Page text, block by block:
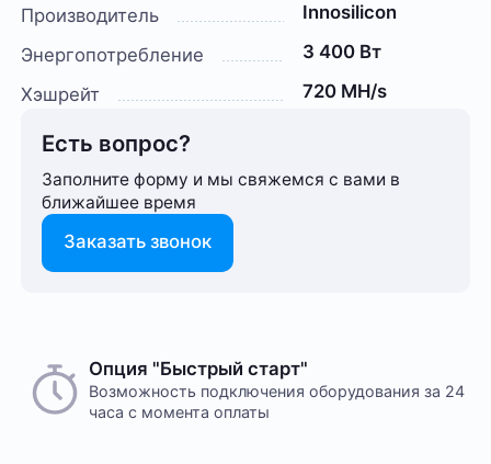
Производитель
Innosilicon
Энергопотребление
3 400 Вт
Хэшрейт
720 MH/s
Есть вопрос?
Заполните форму и мы свяжемся с вами в
ближайшее время
Заказать звонок
Опция "Быстрый старт"
Возможность подключения оборудования за 24
часа с момента оплаты